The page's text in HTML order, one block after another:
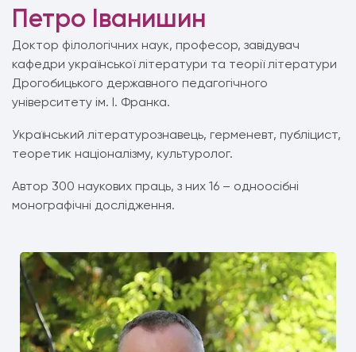
Петро Іванишин
Доктор філологічних наук, професор, завідувач
кафедри української літератури та теорії літератури
Дрогобицького державного педагогічного
університету ім. І. Франка.
Український літературознавець, герменевт, публіцист,
теоретик націоналізму, культуролог.
Автор 300 наукових праць, з них 16 – одноосібні
монографічні дослідження.